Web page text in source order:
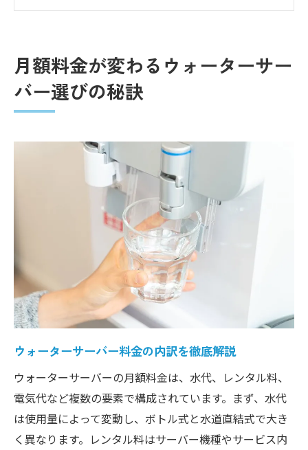
料金シミュレーションで選ぶ最適なサーバ
ー
一人暮らしに最適なウォーターサーバー料金の
一人暮らし向けウォーターサーバーの選び
ウォーターサーバー月額料金を抑える方法
一人暮らしで人気のウォーターサーバー特
水代が高いと感じた時の見直しポイント
ウォーターサーバー月額なしプランの注意
スト比較
家族構成ごとのウォーターサーバー料金比
較
子育て世帯におすすめの料金プランとは
月額料金が変わるウォーターサー
バー選びの秘訣
ウォーターサーバー料金の内訳を徹底解説
ウォーターサーバーの月額料金は、水代、レンタル料、
電気代など複数の要素で構成されています。まず、水代
は使用量によって変動し、ボトル式と水道直結式で大き
く異なります。レンタル料はサーバー機種やサービス内